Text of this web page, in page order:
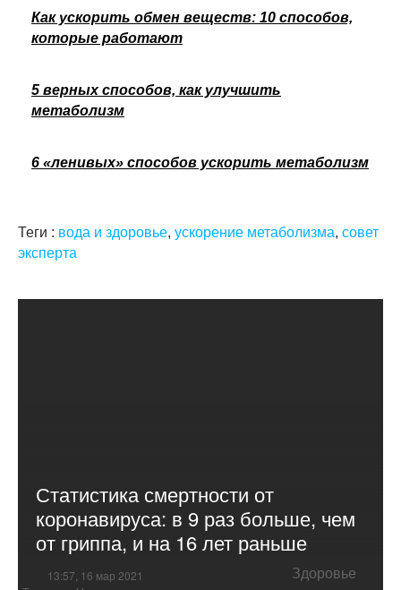
Как ускорить обмен веществ: 10 способов,
которые работают
5 верных способов, как улучшить
метаболизм
6 «ленивых» способов ускорить метаболизм
Теги : вода и здоровье, ускорение метаболизма, совет
эксперта
Статистика смертности от
коронавируса: в 9 раз больше, чем
от гриппа, и на 16 лет раньше
13:57, 16 мар 2021 Здоровье